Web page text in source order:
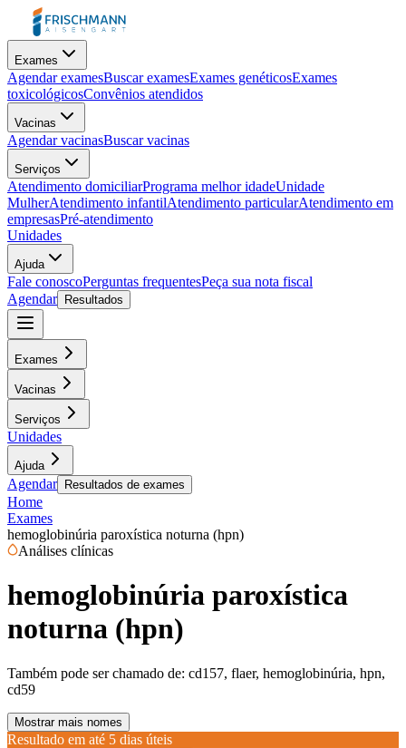
Exames
Agendar examesBuscar examesExames genéticosExames
toxicológicosConvênios atendidos
Vacinas
Agendar vacinasBuscar vacinas
Serviços
Atendimento domiciliarPrograma melhor idadeUnidade
MulherAtendimento infantilAtendimento particularAtendimento em
empresasPré-atendimento
Unidades
Ajuda
Fale conoscoPerguntas frequentesPeça sua nota fiscal
Agendar
Resultados
Exames
Vacinas
Serviços
Unidades
Ajuda
Agendar Resultados de exames
Home
Exames
hemoglobinúria paroxística noturna (hpn)
Análises clínicas
hemoglobinúria paroxística
noturna (hpn)
Também pode ser chamado de: cd157, flaer, hemoglobinúria, hpn,
cd59
Mostrar mais nomes
Resultado em até 5 dias úteis